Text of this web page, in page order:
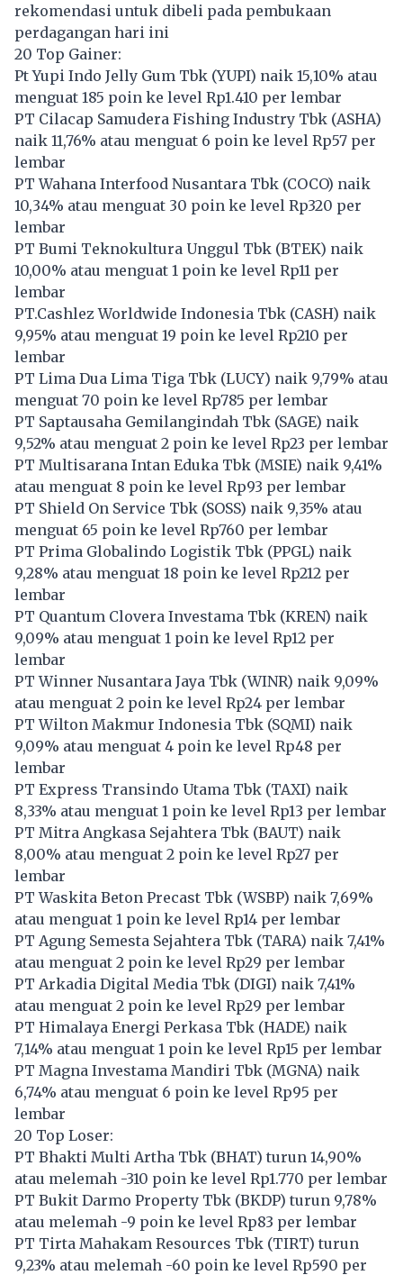
rekomendasi untuk dibeli pada pembukaan
perdagangan hari ini
20 Top Gainer:
Pt Yupi Indo Jelly Gum Tbk (YUPI) naik 15,10% atau
menguat 185 poin ke level Rp1.410 per lembar
PT Cilacap Samudera Fishing Industry Tbk (ASHA)
naik 11,76% atau menguat 6 poin ke level Rp57 per
lembar
PT Wahana Interfood Nusantara Tbk (COCO) naik
10,34% atau menguat 30 poin ke level Rp320 per
lembar
PT Bumi Teknokultura Unggul Tbk (BTEK) naik
10,00% atau menguat 1 poin ke level Rp11 per
lembar
PT.Cashlez Worldwide Indonesia Tbk (CASH) naik
9,95% atau menguat 19 poin ke level Rp210 per
lembar
PT Lima Dua Lima Tiga Tbk (LUCY) naik 9,79% atau
menguat 70 poin ke level Rp785 per lembar
PT Saptausaha Gemilangindah Tbk (SAGE) naik
9,52% atau menguat 2 poin ke level Rp23 per lembar
PT Multisarana Intan Eduka Tbk (MSIE) naik 9,41%
atau menguat 8 poin ke level Rp93 per lembar
PT Shield On Service Tbk (SOSS) naik 9,35% atau
menguat 65 poin ke level Rp760 per lembar
PT Prima Globalindo Logistik Tbk (PPGL) naik
9,28% atau menguat 18 poin ke level Rp212 per
lembar
PT Quantum Clovera Investama Tbk (KREN) naik
9,09% atau menguat 1 poin ke level Rp12 per
lembar
PT Winner Nusantara Jaya Tbk (WINR) naik 9,09%
atau menguat 2 poin ke level Rp24 per lembar
PT Wilton Makmur Indonesia Tbk (SQMI) naik
9,09% atau menguat 4 poin ke level Rp48 per
lembar
PT Express Transindo Utama Tbk (TAXI) naik
8,33% atau menguat 1 poin ke level Rp13 per lembar
PT Mitra Angkasa Sejahtera Tbk (BAUT) naik
8,00% atau menguat 2 poin ke level Rp27 per
lembar
PT Waskita Beton Precast Tbk (WSBP) naik 7,69%
atau menguat 1 poin ke level Rp14 per lembar
PT Agung Semesta Sejahtera Tbk (TARA) naik 7,41%
atau menguat 2 poin ke level Rp29 per lembar
PT Arkadia Digital Media Tbk (DIGI) naik 7,41%
atau menguat 2 poin ke level Rp29 per lembar
PT Himalaya Energi Perkasa Tbk (HADE) naik
7,14% atau menguat 1 poin ke level Rp15 per lembar
PT Magna Investama Mandiri Tbk (MGNA) naik
6,74% atau menguat 6 poin ke level Rp95 per
lembar
20 Top Loser:
PT Bhakti Multi Artha Tbk (BHAT) turun 14,90%
atau melemah -310 poin ke level Rp1.770 per lembar
PT Bukit Darmo Property Tbk (BKDP) turun 9,78%
atau melemah -9 poin ke level Rp83 per lembar
PT Tirta Mahakam Resources Tbk (TIRT) turun
9,23% atau melemah -60 poin ke level Rp590 per